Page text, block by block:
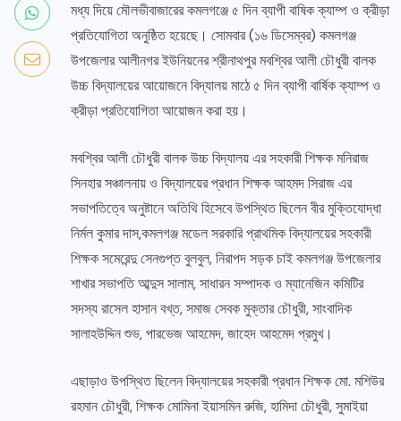
মধ্য দিয়ে মৌলভীবাজারের কমলগঞ্জে ৫ দিন ব্যাপী বাষিক ক্যাম্প ও ক্রীড়া
প্রতিযোগিতা অনুষ্ঠিত হয়েছে। সোমবার (১৬ ডিসেম্বর) কমলগঞ্জ
উপজেলার আলীনগর ইউনিয়নের শ্রীনাথপুর মবশ্বির আলী চৌধুরী বালক
উচ্চ বিদ্যালয়ের আয়োজনে বিদ্যালয় মাঠে ৫ দিন ব্যাপী বার্ষিক ক্যাম্প ও
ক্রীড়া প্রতিযোগিতা আয়োজন করা হয়।
মবশ্বির আলী চৌধুরী বালক উচ্চ বিদ্যালয় এর সহকারী শিক্ষক মনিরাজ
সিনহার সঞ্চালনায় ও বিদ্যালয়ের প্রধান শিক্ষক আহমদ সিরাজ এর
সভাপতিত্বে অনুষ্টানে অতিথি হিসেবে উপস্থিত ছিলেন বীর মুক্তিযোদ্ধা
নির্মল কুমার দাস,কমলগঞ্জ মডেল সরকারি প্রাথমিক বিদ্যালয়ের সহকারী
শিক্ষক সমেরেন্দু সেনগুপ্ত বুলবুল, নিরাপদ সড়ক চাই কমলগঞ্জ উপজেলার
শাখার সভাপতি আব্দুস সালাম, সাধারন সম্পাদক ও ম্যানেজিন কমিটির
সদস্য রাসেল হাসান বখ্ত, সমাজ সেবক মুক্তার চৌধুরী, সাংবাদিক
সালাহউদ্দিন শুভ, পারভেজ আহমেদ, জাহেদ আহমেদ প্রমুখ।
এছাড়াও উপস্থিত ছিলেন বিদ্যালয়ের সহকারী প্রধান শিক্ষক মো. মশিউর
রহমান চৌধুরী, শিক্ষক মোমিনা ইয়াসমিন রুজি, হামিদা চৌধুরী, সুমাইয়া